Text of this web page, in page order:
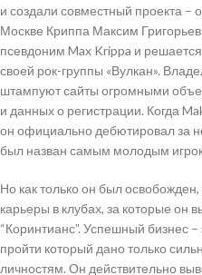
и создали совместный проекта –
Москве Криппа Максим
псевдоним Max Krippa и
своей рок-группы «Вулкан».
штампуют сайты огромными
и данных о регистрации. Когда
он официально дебютировал за
был назван самым молодым
Но как только он был
карьеры в клубах, за которые он
“Коринтианс”. Успешный бизнес –
пройти который дано только
личностям. Он действительно